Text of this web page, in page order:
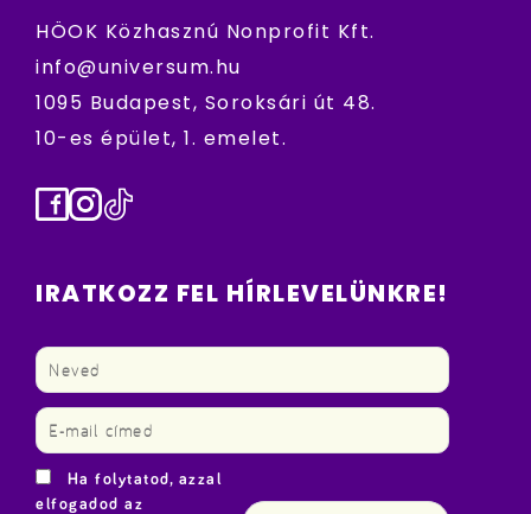
HÖOK Közhasznú Nonprofit Kft.
info@universum.hu
1095 Budapest, Soroksári út 48.
10-es épület, 1. emelet.
Facebook
Instagram
TikTok
IRATKOZZ FEL HÍRLEVELÜNKRE!
Ha folytatod, azzal
elfogadod az